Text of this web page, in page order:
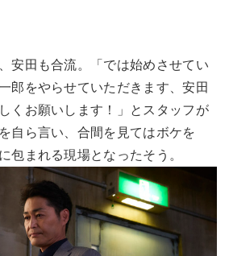
安田も合流。「では始めさせてい
郎をやらせていただきます、安田
くお願いします！」とスタッフが
自ら言い、合間を見てはボケを
包まれる現場となったそう。